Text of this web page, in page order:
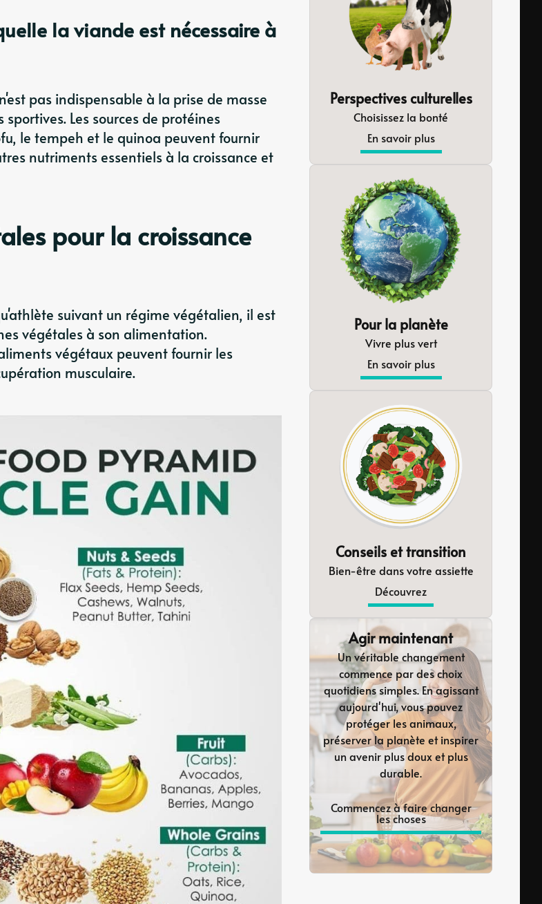
la viande est nécessaire à
pas indispensable à la prise de masse
Les sources de protéines
le tempeh et le quinoa peuvent fournir
nutriments essentiels à la croissance et
pour la croissance
suivant un régime végétalien, il est
végétales à son alimentation.
végétaux peuvent fournir les
musculaire.
Perspectives culturelles
Choisissez la bonté
En savoir plus
Pour la planète
Vivre plus vert
En savoir plus
Conseils et transition
Bien-être dans votre assiette
Découvrez
Agir maintenant
Un véritable changement
commence par des choix
quotidiens simples. En agissant
aujourd'hui, vous pouvez
protéger les animaux,
préserver la planète et inspirer
un avenir plus doux et plus
durable.
Commencez à faire changer
les choses